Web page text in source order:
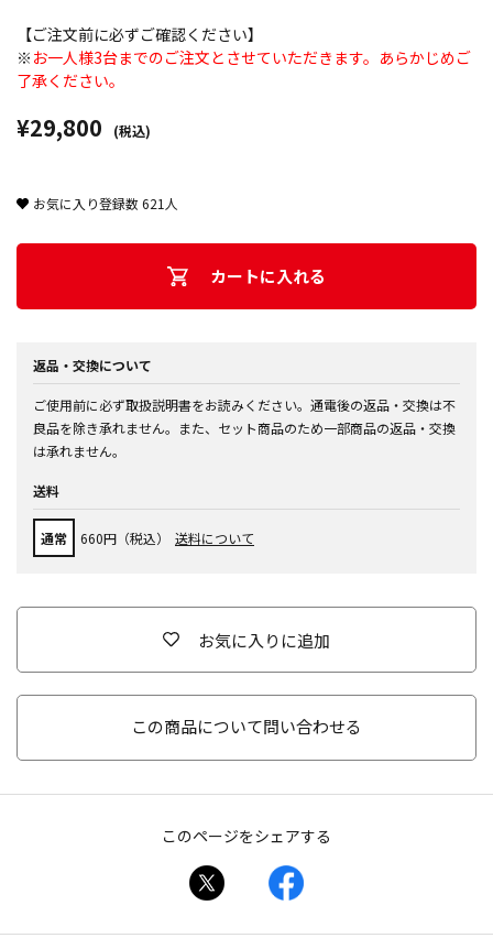
【ご注文前に必ずご確認ください】
※ お一人様3台までのご注文とさせていただきます。あらかじめご
了承ください。
¥29,800 (税込)
お気に入り登録数621 人
カートに入れる
返品・交換について
ご使用前に必ず取扱説明書をお読みください。通電後の返品・交換は不
良品を除き承れません。また、セット商品のため一部商品の返品・交換
は承れません。
送料
通常 660円（税込） 送料について
お気に入りに追加
この商品について問い合わせる
このページをシェアする